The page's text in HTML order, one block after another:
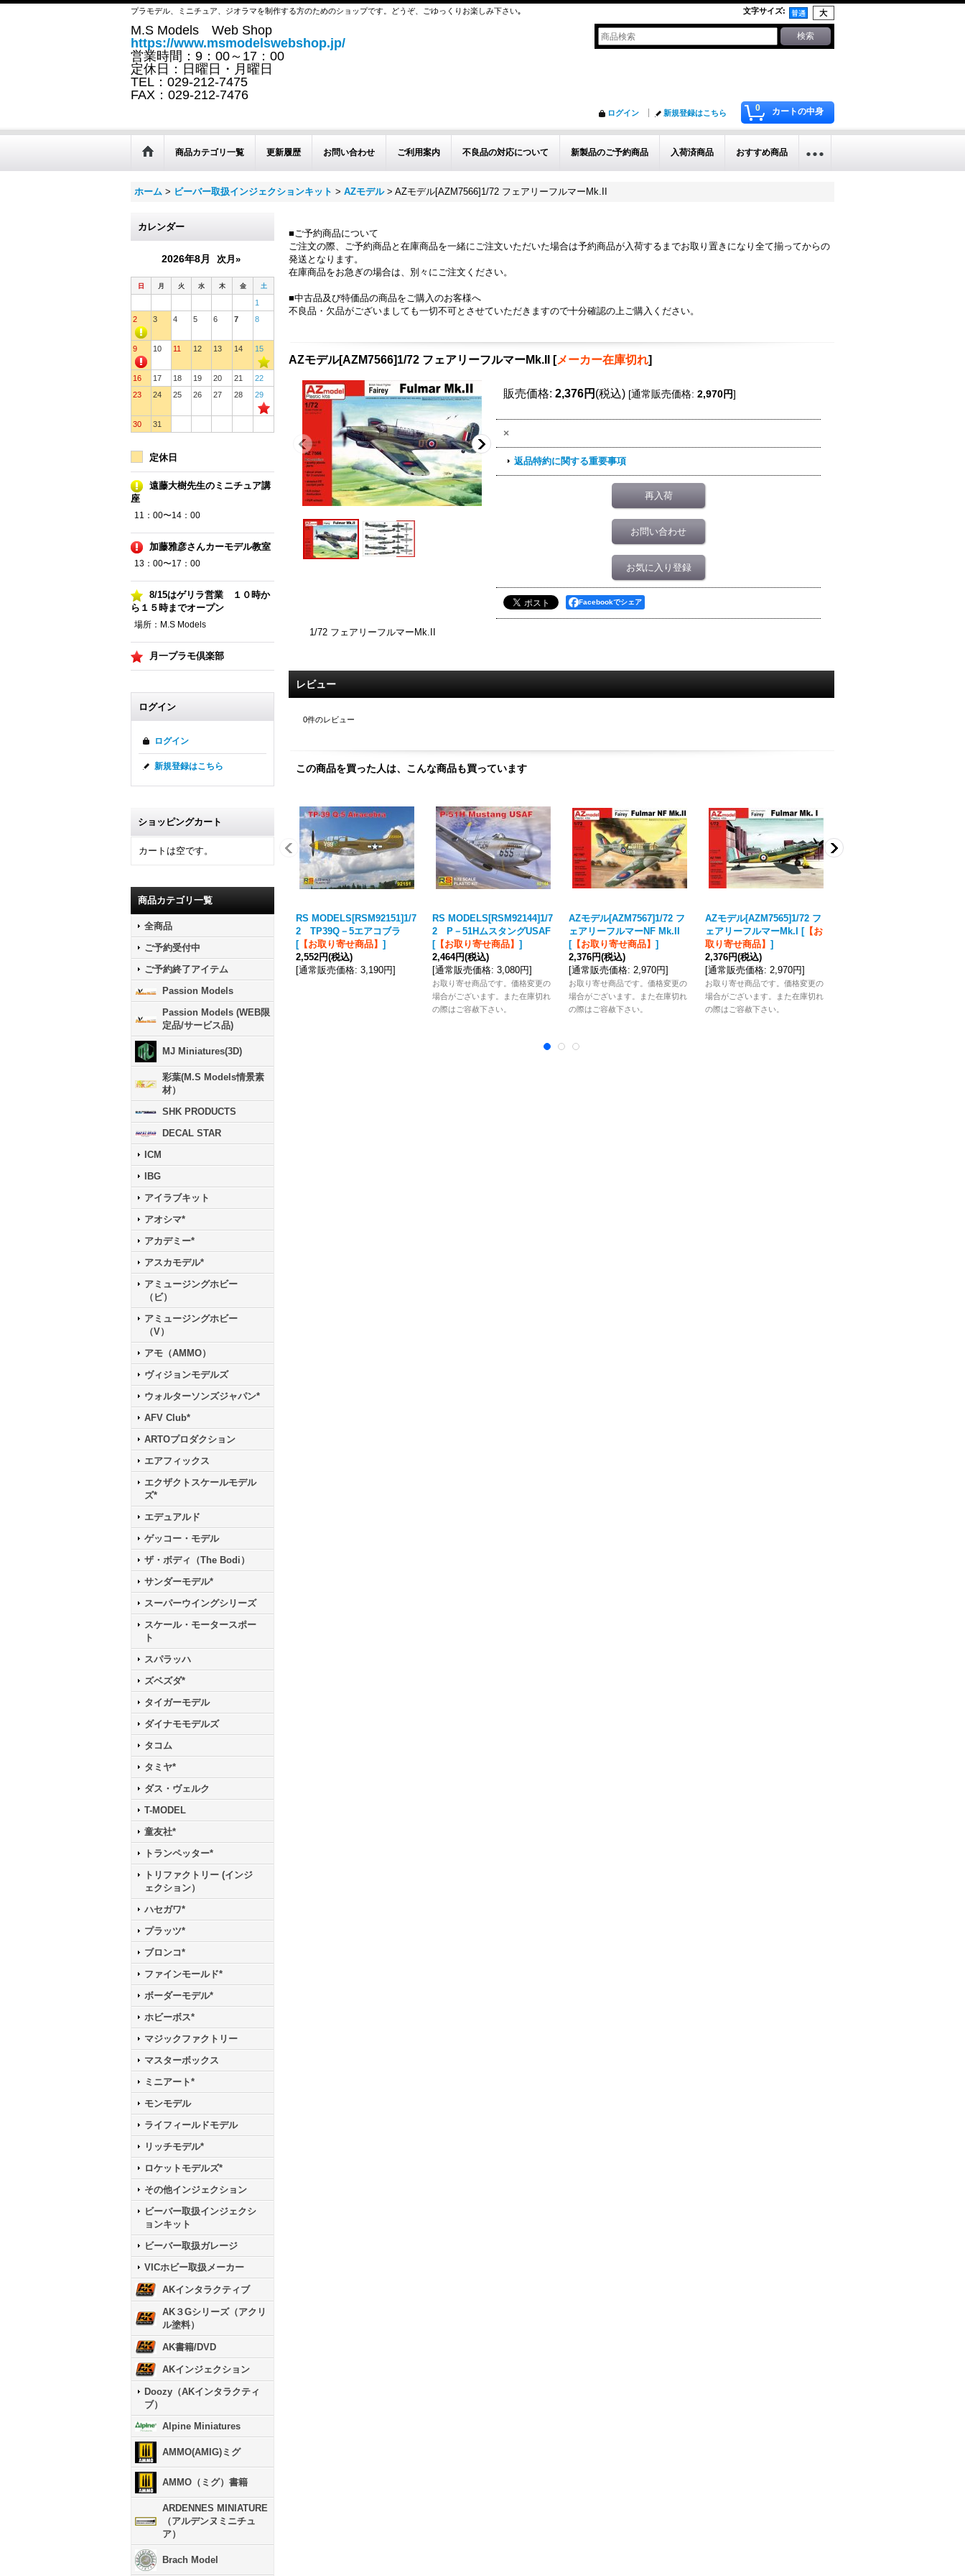
プラモデル、ミニチュア、ジオラマを制作する方のためのショップです。どうぞ、ごゆっくりお楽しみ下さい｡ 文字サイズ:
M.S Models Web Shop
https://www.msmodelswebshop.jp/
営業時間：9：00～17：00
定休日：日曜日・月曜日
TEL：029-212-7475
FAX：029-212-7476
0 カートの中身
ログイン 新規登録はこちら
商品カテゴリ一覧 更新履歴 お問い合わせ ご利用案内 不良品の対応について 新製品のご予約商品 入荷済商品 おすすめ商品
ホーム > ビーバー取扱インジェクションキット > AZモデル > AZモデル[AZM7566]1/72 フェアリーフルマーMk.II
カレンダー
2026年8月 次月»
日 月 火 水 木 金 土
1
2
3 4 5 6 7 8
9 10 11 12 13 14 15
16 17 18 19 20 21
22
23
24 25 26 27 28 29
30 31
定休日
遠藤大樹先生のミニチュア講
座
11：00〜14：00
加藤雅彦さんカーモデル教室
13：00〜17：00
8/15はゲリラ営業 １０時か
ら１５時までオープン
場所：M.S Models
月一プラモ倶楽部
ログイン
ログイン
新規登録はこちら
ショッピングカート
カートは空です。
商品カテゴリ一覧
全商品
ご予約受付中
ご予約終了アイテム
Passion Models
Passion Models (WEB限
定品/サービス品)
MJ Miniatures(3D)
彩葉(M.S Models情景素
材）
SHK PRODUCTS
DECAL STAR
ICM
IBG
アイラブキット
アオシマ*
アカデミー*
アスカモデル*
アミュージングホビー
（ビ）
アミュージングホビー
（V）
アモ（AMMO）
ヴィジョンモデルズ
ウォルターソンズジャパン*
AFV Club*
ARTOプロダクション
エアフィックス
エクザクトスケールモデル
ズ*
エデュアルド
ゲッコー・モデル
ザ・ボディ（The Bodi）
サンダーモデル*
スーパーウイングシリーズ
スケール・モータースポー
ト
スパラッハ
ズベズダ*
タイガーモデル
ダイナモモデルズ
タコム
タミヤ*
ダス・ヴェルク
T-MODEL
童友社*
トランペッター*
トリファクトリー (インジ
ェクション）
ハセガワ*
プラッツ*
ブロンコ*
ファインモールド*
ボーダーモデル*
ホビーボス*
マジックファクトリー
マスターボックス
ミニアート*
モンモデル
ライフィールドモデル
リッチモデル*
ロケットモデルズ*
その他インジェクション
ビーバー取扱インジェクシ
ョンキット
ビーバー取扱ガレージ
VICホビー取扱メーカー
AKインタラクティブ
AK３Gシリーズ（アクリ
ル塗料）
AK書籍/DVD
AKインジェクション
Doozy（AKインタラクティ
ブ）
Alpine Miniatures
AMMO(AMIG)ミグ
AMMO（ミグ）書籍
ARDENNES MINIATURE
（アルデンヌミニチュ
ア）
Brach Model
■ご予約商品について
ご注文の際、ご予約商品と在庫商品を一緒にご注文いただいた場合は予約商品が入荷するまでお取り置きになり全て揃ってからの
発送となります。
在庫商品をお急ぎの場合は、別々にご注文ください。
■中古品及び特価品の商品をご購入のお客様へ
不良品・欠品がございましても一切不可とさせていただきますので十分確認の上ご購入ください。
AZモデル[AZM7566]1/72 フェアリーフルマーMk.II [メーカー在庫切れ]
販売価格: 2,376円 (税込) [通常販売価格: 2,970円]
×
返品特約に関する重要事項
再入荷
お問い合わせ
お気に入り登録
Facebookでシェア
1/72 フェアリーフルマーMk.II
レビュー
0件のレビュー
この商品を買った人は、こんな商品も買っています
RS MODELS[RSM92151]1/7
2 TP39Q－5エアコブラ
[【お取り寄せ商品】 ]
2,552円(税込)
[通常販売価格: 3,190円]
RS MODELS[RSM92144]1/7
2 P－51HムスタングUSAF
[【お取り寄せ商品】 ]
2,464円(税込)
[通常販売価格: 3,080円]
お取り寄せ商品です。価格変更の
場合がございます。また在庫切れ
の際はご容赦下さい。
AZモデル[AZM7567]1/72 フ
ェアリーフルマーNF Mk.II
[【お取り寄せ商品】 ]
2,376円(税込)
[通常販売価格: 2,970円]
お取り寄せ商品です。価格変更の
場合がございます。また在庫切れ
の際はご容赦下さい。
AZモデル[AZM7565]1/72 フ
ェアリーフルマーMk.I
[【お
取り寄せ商品】 ]
2,376円(税込)
[通常販売価格: 2,970円]
お取り寄せ商品です。価格変更の
場合がございます。また在庫切れ
の際はご容赦下さい。